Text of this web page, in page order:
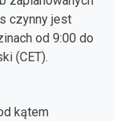
czynny jest
od 9:00 do
(CET).
kątem